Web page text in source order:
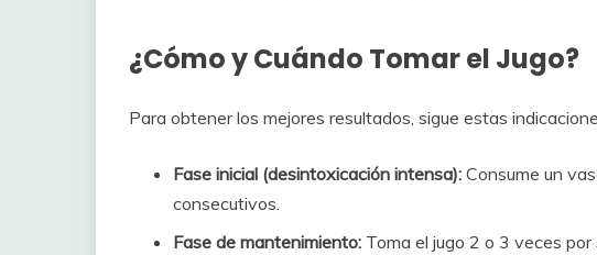
¿Cómo y Cuándo Tomar el Jugo?
Para obtener los mejores resultados, sigue estas
Fase inicial (desintoxicación intensa): Consume un
consecutivos.
Fase de mantenimiento: Toma el jugo 2 o 3 veces